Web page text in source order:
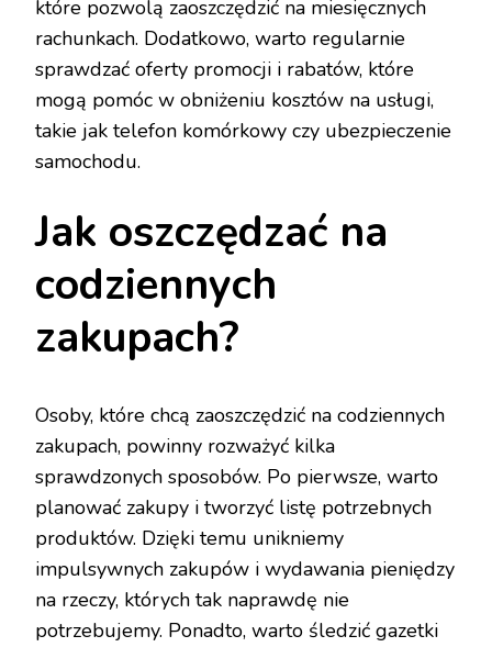
które pozwolą zaoszczędzić na miesięcznych
rachunkach. Dodatkowo, warto regularnie
sprawdzać oferty promocji i rabatów, które
mogą pomóc w obniżeniu kosztów na usługi,
takie jak telefon komórkowy czy ubezpieczenie
samochodu.
Jak oszczędzać na
codziennych
zakupach?
Osoby, które chcą zaoszczędzić na codziennych
zakupach, powinny rozważyć kilka
sprawdzonych sposobów. Po pierwsze, warto
planować zakupy i tworzyć listę potrzebnych
produktów. Dzięki temu unikniemy
impulsywnych zakupów i wydawania pieniędzy
na rzeczy, których tak naprawdę nie
potrzebujemy. Ponadto, warto śledzić gazetki